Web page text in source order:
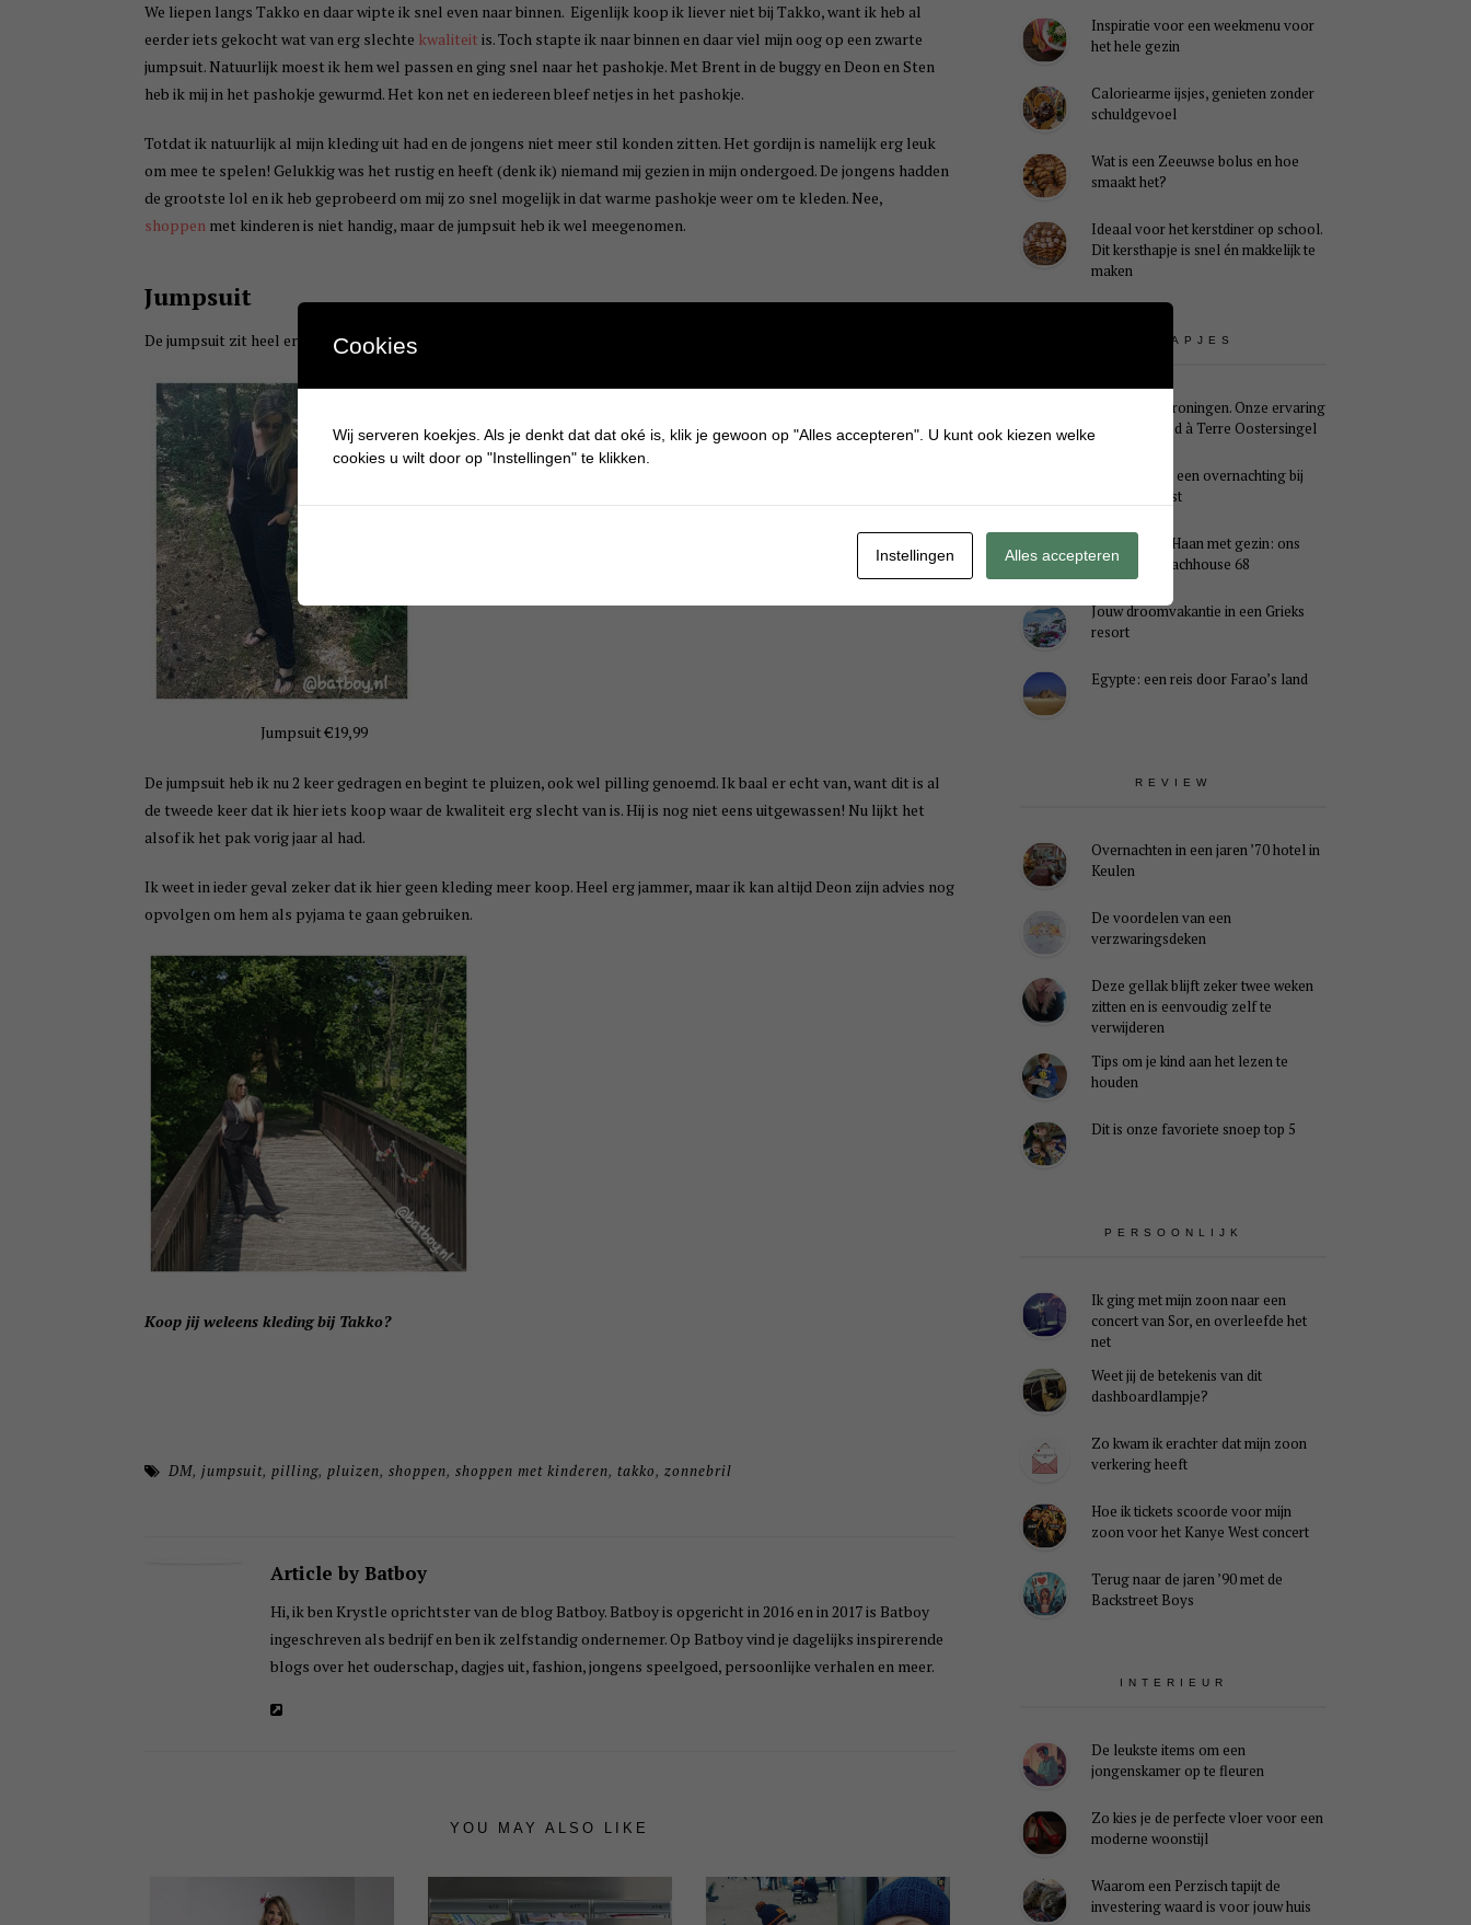
We liepen langs Takko en daar wipte ik snel even naar binnen. Eigenlijk koop ik liever niet bij Takko, want ik heb al
eerder iets gekocht wat van erg slechte kwaliteit is. Toch stapte ik naar binnen en daar viel mijn oog op een zwarte
jumpsuit. Natuurlijk moest ik hem wel passen en ging snel naar het pashokje. Met Brent in de buggy en Deon en Sten
heb ik mij in het pashokje gewurmd. Het kon net en iedereen bleef netjes in het pashokje.
Totdat ik natuurlijk al mijn kleding uit had en de jongens niet meer stil konden zitten. Het gordijn is namelijk erg leuk
om mee te spelen! Gelukkig was het rustig en heeft (denk ik) niemand mij gezien in mijn ondergoed. De jongens hadden
de grootste lol en ik heb geprobeerd om mij zo snel mogelijk in dat warme pashokje weer om te kleden. Nee,
shoppen met kinderen is niet handig, maar de jumpsuit heb ik wel meegenomen.
Jumpsuit
De jumpsuit zit heel erg fijn en de stof is heerlijk luchtig. Deon dacht dat ik mijn pyjama al aan had
Jumpsuit €19,99
De jumpsuit heb ik nu 2 keer gedragen en begint te pluizen, ook wel pilling genoemd. Ik baal er echt van, want dit is al
de tweede keer dat ik hier iets koop waar de kwaliteit erg slecht van is. Hij is nog niet eens uitgewassen! Nu lijkt het
alsof ik het pak vorig jaar al had.
Ik weet in ieder geval zeker dat ik hier geen kleding meer koop. Heel erg jammer, maar ik kan altijd Deon zijn advies nog
opvolgen om hem als pyjama te gaan gebruiken.
Koop jij weleens kleding bij Takko?
DM,jumpsuit,pilling,pluizen,shoppen,shoppen met kinderen,takko,zonnebril
Article by Batboy
Hi, ik ben Krystle oprichtster van de blog Batboy. Batboy is opgericht in 2016 en in 2017 is Batboy
ingeschreven als bedrijf en ben ik zelfstandig ondernemer. Op Batboy vind je dagelijks inspirerende
blogs over het ouderschap, dagjes uit, fashion, jongens speelgoed, persoonlijke verhalen en meer.
YOU MAY ALSO LIKE
Inspiratie voor een weekmenu voor
het hele gezin
Caloriearme ijsjes, genieten zonder
schuldgevoel
Wat is een Zeeuwse bolus en hoe
smaakt het?
Ideaal voor het kerstdiner op school.
Dit kersthapje is snel én makkelijk te
maken
UITSTAPJES
Weekendje Groningen. Onze ervaring
met B&B Pied à Terre Oostersingel
Genieten van een overnachting bij
B&B Landlust
Midweek De Haan met gezin: ons
verblijf in Beachhouse 68
Jouw droomvakantie in een Grieks
resort
Egypte: een reis door Farao’s land
REVIEW
Overnachten in een jaren ’70 hotel in
Keulen
De voordelen van een
verzwaringsdeken
Deze gellak blijft zeker twee weken
zitten en is eenvoudig zelf te
verwijderen
Tips om je kind aan het lezen te
houden
Dit is onze favoriete snoep top 5
PERSOONLIJK
Ik ging met mijn zoon naar een
concert van Sor, en overleefde het
net
Weet jij de betekenis van dit
dashboardlampje?
Zo kwam ik erachter dat mijn zoon
verkering heeft
Hoe ik tickets scoorde voor mijn
zoon voor het Kanye West concert
Terug naar de jaren ’90 met de
Backstreet Boys
INTERIEUR
De leukste items om een
jongenskamer op te fleuren
Zo kies je de perfecte vloer voor een
moderne woonstijl
Waarom een Perzisch tapijt de
investering waard is voor jouw huis
Cookies
Wij serveren koekjes. Als je denkt dat dat oké is, klik je gewoon op "Alles accepteren". U kunt ook kiezen welke
cookies u wilt door op "Instellingen" te klikken.
Instellingen Alles accepteren